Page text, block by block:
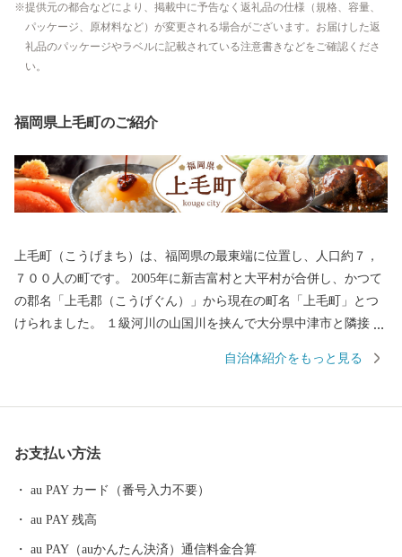
提供元の都合などにより、掲載中に予告なく返礼品の仕様（規格、容量、
パッケージ、原材料など）が変更される場合がございます。お届けした返
礼品のパッケージやラベルに記載されている注意書きなどをご確認くださ
い。
福岡県上毛町のご紹介
上毛町（こうげまち）は、福岡県の最東端に位置し、人口約７，
７００人の町です。 2005年に新吉富村と大平村が合併し、かつて
の郡名「上毛郡（こうげぐん）」から現在の町名「上毛町」とつ
けられました。 １級河川の山国川を挟んで大分県中津市と隣接
地域です。 定住自立圏構想も県境を越えて、大分県中津市を中心
町の中央を流れる友枝川や里山といった自然資源に恵まれており
の将来像「みんなが輝くまち上毛」を目標に、住民協働による町
づくりを進め、「九州一輝く町」を目指しています。 今後とも応
自治体紹介をもっと見る
お支払い方法
au PAY カード（番号入力不要）
au PAY 残高
au PAY（auかんたん決済）通信料金合算